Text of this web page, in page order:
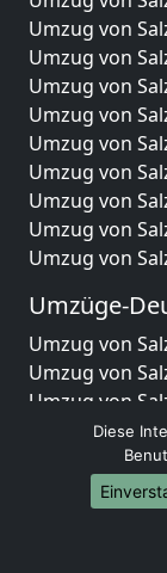
Umzug von
Umzug von
Umzug von
Umzug von
Umzug von
Umzug von
Umzug von
Umzug von
Umzug von
Umzüge-
Umzug von
Umzug von
Umzug von
Umzug von
Umzug von
Umzug von
Umzug von
Umzug von
Diese